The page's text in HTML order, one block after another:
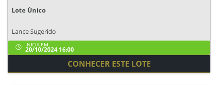
Lote Único
Lance Sugerido
INICIA EM
20/10/2024 16:00
CONHECER ESTE LOTE